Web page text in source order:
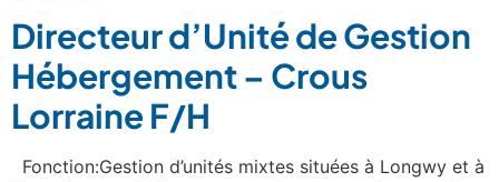
Directeur d’Unité de Gestion
Hébergement – Crous
Lorraine F/H
Fonction:Gestion d’unités mixtes situées à Longwy et à